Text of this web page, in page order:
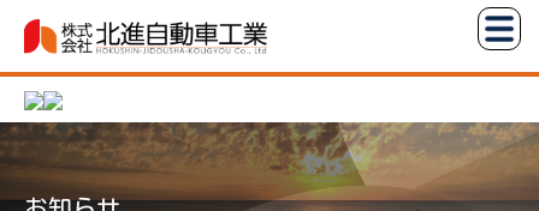
テ
ツ
へ
株
式
会
社
北
進